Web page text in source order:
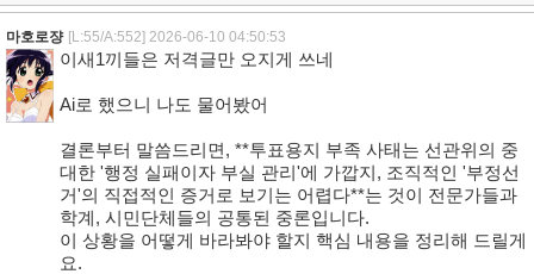
마호로쟝 [L:55/A:552] 2026-06-10 04:50:53
이새1끼들은 저격글만 오지게 쓰네
Ai로 했으니 나도 물어봤어
결론부터 말씀드리면, **투표용지 부족 사태는 선관위의 중
대한 '행정 실패이자 부실 관리'에 가깝지, 조직적인 '부정선
거'의 직접적인 증거로 보기는 어렵다**는 것이 전문가들과
학계, 시민단체들의 공통된 중론입니다.
이 상황을 어떻게 바라봐야 할지 핵심 내용을 정리해 드릴게
요.